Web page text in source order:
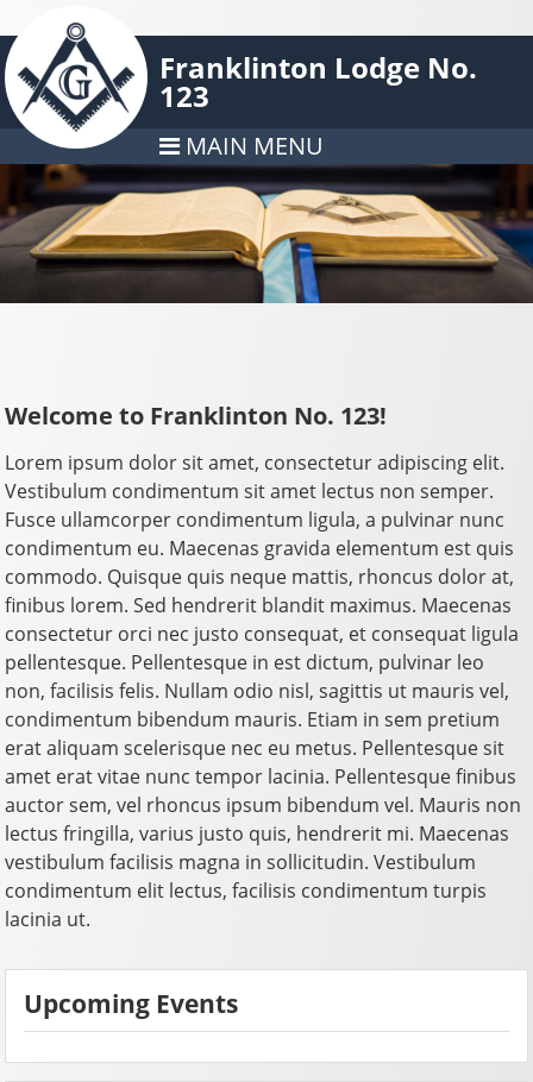
Franklinton Lodge No.
123
MAIN MENU
Welcome to Franklinton No. 123!
Lorem ipsum dolor sit amet, consectetur adipiscing elit.
Vestibulum condimentum sit amet lectus non semper.
Fusce ullamcorper condimentum ligula, a pulvinar nunc
condimentum eu. Maecenas gravida elementum est quis
commodo. Quisque quis neque mattis, rhoncus dolor at,
finibus lorem. Sed hendrerit blandit maximus. Maecenas
consectetur orci nec justo consequat, et consequat ligula
pellentesque. Pellentesque in est dictum, pulvinar leo
non, facilisis felis. Nullam odio nisl, sagittis ut mauris vel,
condimentum bibendum mauris. Etiam in sem pretium
erat aliquam scelerisque nec eu metus. Pellentesque sit
amet erat vitae nunc tempor lacinia. Pellentesque finibus
auctor sem, vel rhoncus ipsum bibendum vel. Mauris non
lectus fringilla, varius justo quis, hendrerit mi. Maecenas
vestibulum facilisis magna in sollicitudin. Vestibulum
condimentum elit lectus, facilisis condimentum turpis
lacinia ut.
Upcoming Events